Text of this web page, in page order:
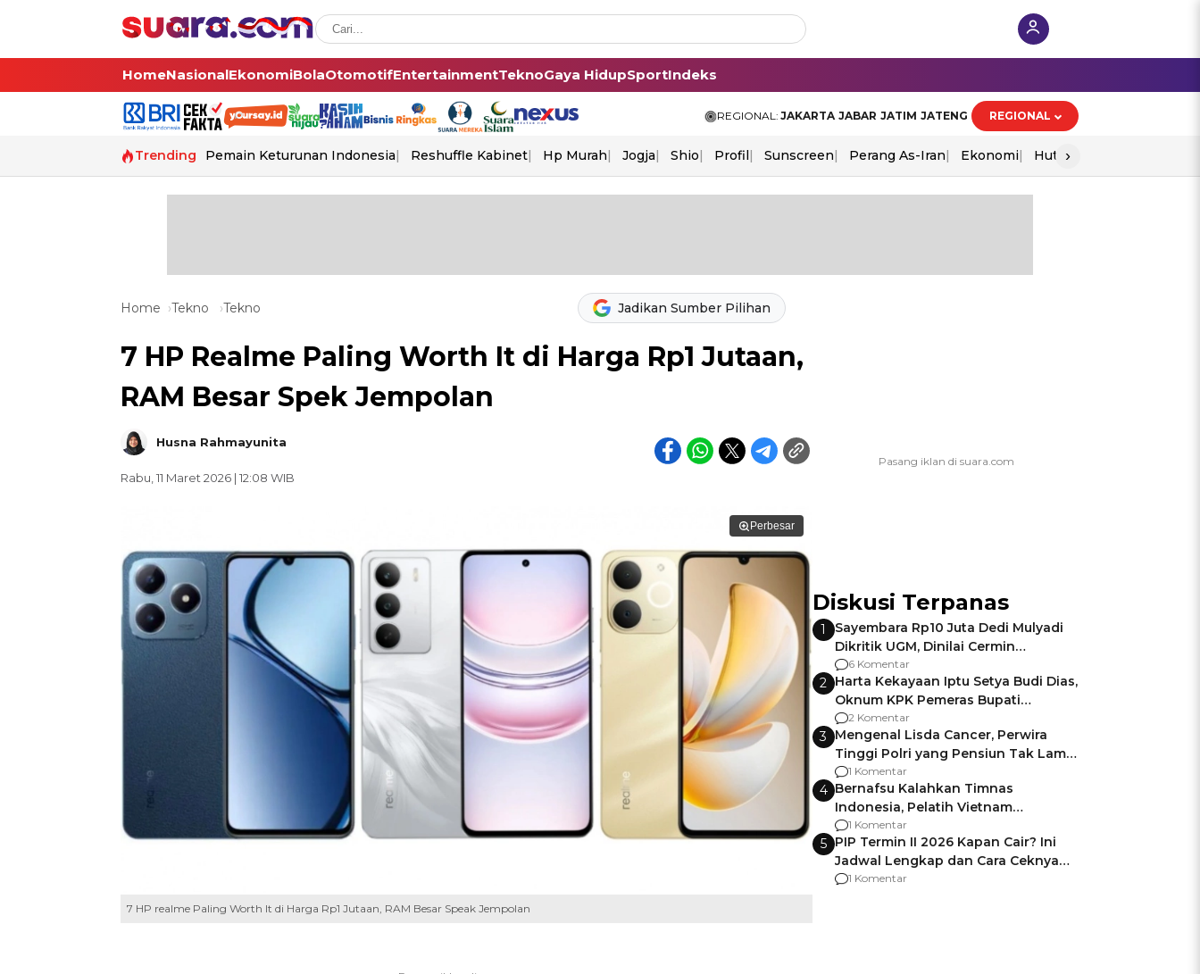
HomeNasionalEkonomiBolaOtomotifEntertainmentTeknoGaya HidupSportIndeks
REGIONAL: JAKARTA JABAR JATIM JATENG REGIONAL
Trending Pemain Keturunan Indonesia Reshuffle Kabinet Hp Murah Jogja Shio Profil Sunscreen Perang As-Iran Ekonomi Hut Ri
›
Home Tekno Tekno Jadikan Sumber Pilihan
7 HP Realme Paling Worth It di Harga Rp1 Jutaan,
RAM Besar Spek Jempolan
Husna Rahmayunita
Rabu, 11 Maret 2026 | 12:08 WIB
Perbesar
7 HP realme Paling Worth It di Harga Rp1 Jutaan, RAM Besar Speak Jempolan
Diskusi Terpanas
1
Sayembara Rp10 Juta Dedi Mulyadi
Dikritik UGM, Dinilai Cermin
Gagalnya Negara Jamin Keamanan
6 Komentar
2 Harta Kekayaan Iptu Setya Budi Dias,
Oknum KPK Pemeras Bupati
Pemalang
2 Komentar
3 Mengenal Lisda Cancer, Perwira
Tinggi Polri yang Pensiun Tak Lama
Usai Jadi Brigjen
1 Komentar
4 Bernafsu Kalahkan Timnas
Indonesia, Pelatih Vietnam
Berencana Pakai Jimat di Pakansari
1 Komentar
5 PIP Termin II 2026 Kapan Cair? Ini
Jadwal Lengkap dan Cara Ceknya
agar Dana Tidak Hangus!
1 Komentar